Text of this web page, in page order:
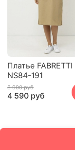
Платье FABRETTI
NS84-191
8 990 руб
4 590 руб